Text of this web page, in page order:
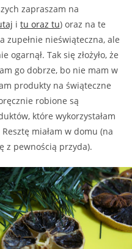
zapraszam na
i tu oraz tu) oraz na te
zupełnie nieświąteczna, ale
Tak się złożyło, że
go dobrze, bo nie mam w
produkty na świąteczne
robione są
które wykorzystałam
miałam w domu (na
z pewnością przyda).